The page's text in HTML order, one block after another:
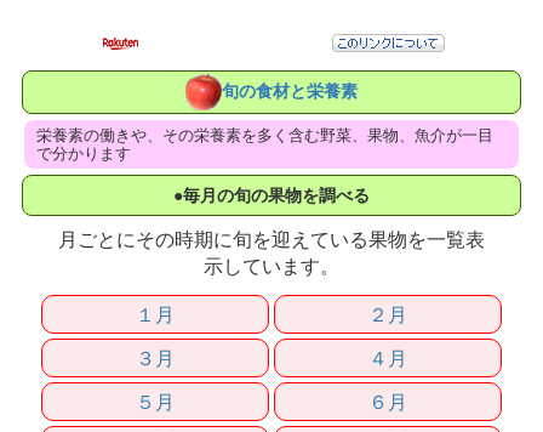
旬の食材と栄養素
栄養素の働きや、その栄養素を多く含む野菜、果物、魚介が一目
で分かります
●毎月の旬の果物を調べる
月ごとにその時期に旬を迎えている果物を一覧表
示しています。
１月
２月
３月
４月
５月
６月